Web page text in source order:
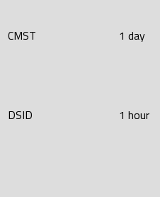
CMST 1 day
DSID 1 hour